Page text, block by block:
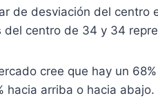
de desviación del centro
centro de 34 y 34
cree que hay un
hacia arriba o hacia abajo.